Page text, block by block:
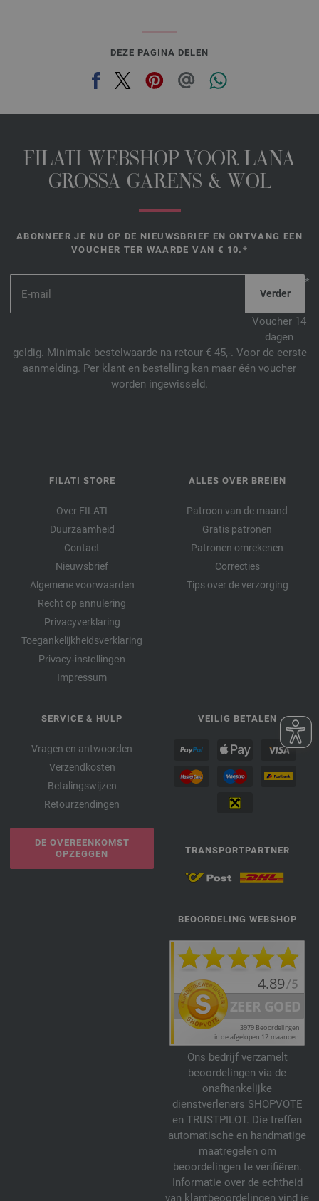
DEZE PAGINA DELEN
FILATI WEBSHOP VOOR LANA
GROSSA GARENS & WOL
ABONNEER JE NU OP DE NIEUWSBRIEF EN ONTVANG EEN
VOUCHER TER WAARDE VAN € 10.*
*
Voucher 14
dagen
geldig. Minimale bestelwaarde na retour € 45,-. Voor de eerste
aanmelding. Per klant en bestelling kan maar één voucher
worden ingewisseld.
FILATI STORE
Over FILATI
Duurzaamheid
Contact
Nieuwsbrief
Algemene voorwaarden
Recht op annulering
Privacyverklaring
Toegankelijkheidsverklaring
Privacy-instellingen
Impressum
ALLES OVER BREIEN
Patroon van de maand
Gratis patronen
Patronen omrekenen
Correcties
Tips over de verzorging
SERVICE & HULP
Vragen en antwoorden
Verzendkosten
Betalingswijzen
Retourzendingen
DE OVEREENKOMST
OPZEGGEN
VEILIG BETALEN
TRANSPORTPARTNER
BEOORDELING WEBSHOP
Ons bedrijf verzamelt
beoordelingen via de
onafhankelijke
dienstverleners SHOPVOTE
en TRUSTPILOT. Die treffen
automatische en handmatige
maatregelen om
beoordelingen te verifiëren.
Informatie over de echtheid
van klantbeoordelingen vind je